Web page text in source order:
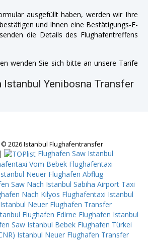
ausgefüllt haben, werden wir Ihre
und Ihnen eine Bestätigungs-E-
die Details des Flughafentreffens
wenden Sie sich bitte an unsere Tarife
Istanbul Yenibosna Transfer
2026 Istanbul Flughafentransfer
|
Flughafen Saw Istanbul
Vom Bebek Flughafentaxi
Neuer Flughafen Abflug
Saw Nach Istanbul Sabiha Airport Taxi
Nach Kilyos Flughafentaxi Istanbul
Istanbul Neuer Flughafen Transfer
Flughafen Edirne Flughafen Istanbul
Saw Istanbul Bebek Flughafen Türkei
Istanbul Neuer Flughafen Transfer